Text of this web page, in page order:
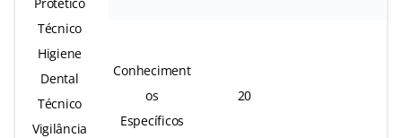
Técnico
Higiene
Dental
Técnico
Vigilância
Conheciment
os
Específicos
20